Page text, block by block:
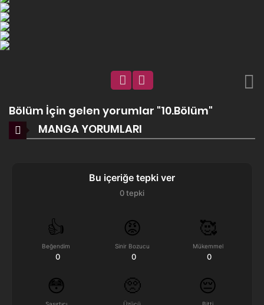
Bölüm İçin gelen yorumlar "10.Bölüm"
MANGA YORUMLARI
Bu içeriğe tepki ver
0tepki
👍
Beğendim
0
😡
Sinir Bozucu
0
🥰
Mükemmel
0
😳 🥺 😔